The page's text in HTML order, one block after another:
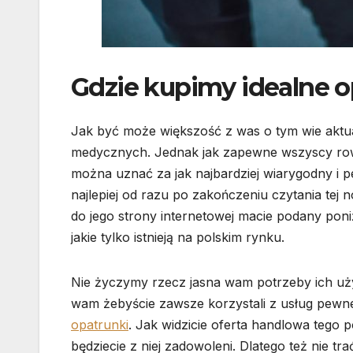
Gdzie kupimy idealne
Jak być może większość z was o tym wie
medycznych. Jednak jak zapewne wszyscy
można uznać za jak najbardziej wiarygodny i
najlepiej od razu po zakończeniu czytania tej
do jego strony internetowej macie podany
jakie tylko istnieją na polskim rynku.
Nie życzymy rzecz jasna wam potrzeby ich
wam żebyście zawsze korzystali z usług
opatrunki. Jak widzicie oferta handlowa tego
będziecie z niej zadowoleni. Dlatego też nie